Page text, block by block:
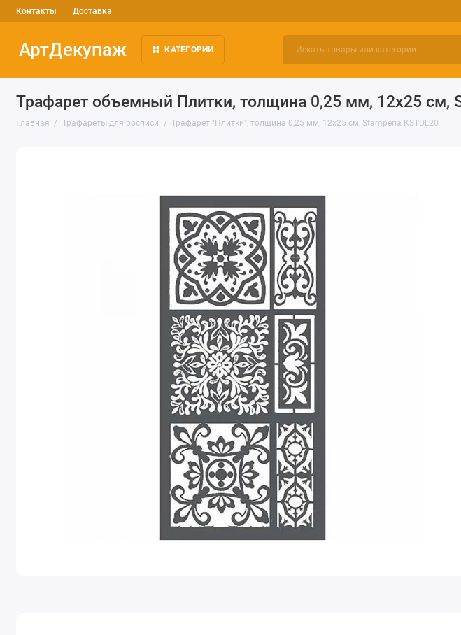
Контакты Доставка
АртДекупаж КАТЕГОРИИ
Трафарет объемный Плитки, толщина 0,25 мм, 12х25 см,
Главная Трафареты для росписи Трафарет "Плитки", толщина 0,25 мм, 12х25 см, Stamperia KSTDL20